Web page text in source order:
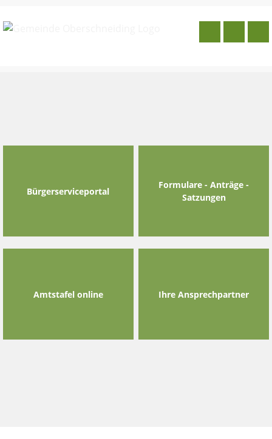
Bürgerserviceportal
Formulare - Anträge -
Satzungen
Amtstafel online Ihre Ansprechpartner